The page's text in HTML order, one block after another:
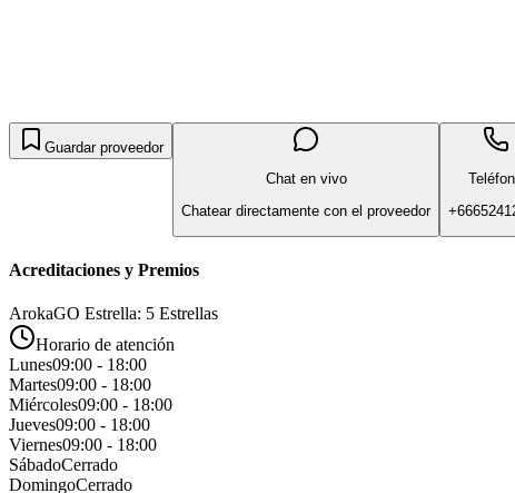
Guardar proveedor
Chat en vivo
Chatear directamente con el proveedor
Acreditaciones y Premios
ArokaGO Estrella: 5 Estrellas
Horario de atención
Lunes09:00 - 18:00
Martes09:00 - 18:00
Miércoles09:00 - 18:00
Jueves09:00 - 18:00
Viernes09:00 - 18:00
SábadoCerrado
DomingoCerrado